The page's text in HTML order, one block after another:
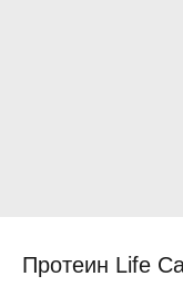
Протеин Life